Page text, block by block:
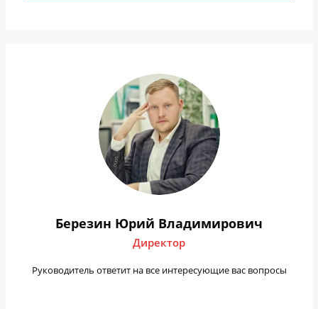
Березин Юрий Владимирович
Директор
Руководитель ответит на все интересующие вас вопросы